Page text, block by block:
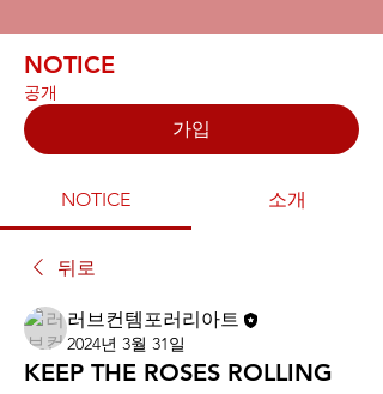
NOTICE
공개
가입
NOTICE 소개
뒤로
러브컨템포러리아트
2024년 3월 31일
KEEP THE ROSES ROLLING